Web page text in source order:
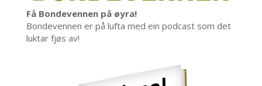
Få Bondevennen på øyra!
Bondevennen er på lufta med ein podcast som det
luktar fjøs av!